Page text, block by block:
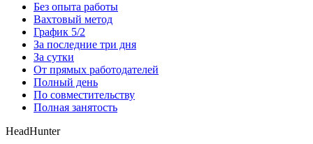
Без опыта работы
Вахтовый метод
График 5/2
За последние три дня
За сутки
От прямых работодателей
Полный день
По совместительству
Полная занятость
HeadHunter